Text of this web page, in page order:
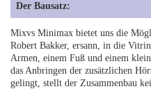
Der Bausatz:
Mixvs Minimax bietet uns die
Robert Bakker, ersann, in die
Armen, einem Fuß und einem
das Anbringen der zusätzlichen
gelingt, stellt der Zusammenbau